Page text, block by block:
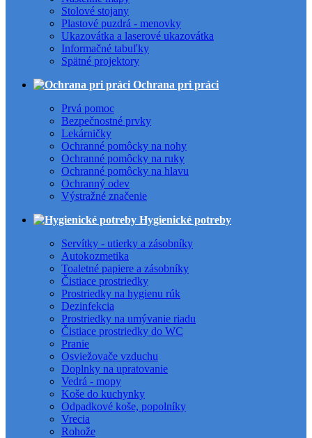
Stolové stojany
Plastové puzdrá - menovky
Ukazovátka a laserové ukazovátka
Informačné tabuľky
Spätné projektory
Ochrana pri práci
Prvá pomoc
Bezpečnostné prvky
Lekárničky
Ochranné pomôcky na nohy
Ochranné pomôcky na ruky
Ochranné pomôcky na hlavu
Ochranný odev
Výstražné značenie
Hygienické potreby
Servítky - utierky a zásobníky
Autokozmetika
Toaletné papiere a zásobníky
Čistiace prostriedky
Prostriedky na hygienu rúk
Dezinfekcia
Prostriedky na umývanie riadu
Čistiace prostriedky do WC
Pranie
Osviežovače vzduchu
Doplnky na upratovanie
Vedrá - mopy
Koše do kuchynky
Odpadkové koše, popolníky
Vrecia
Rohože